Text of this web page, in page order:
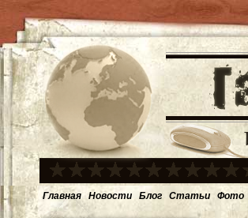
Главная Новости Блог Статьи Фото